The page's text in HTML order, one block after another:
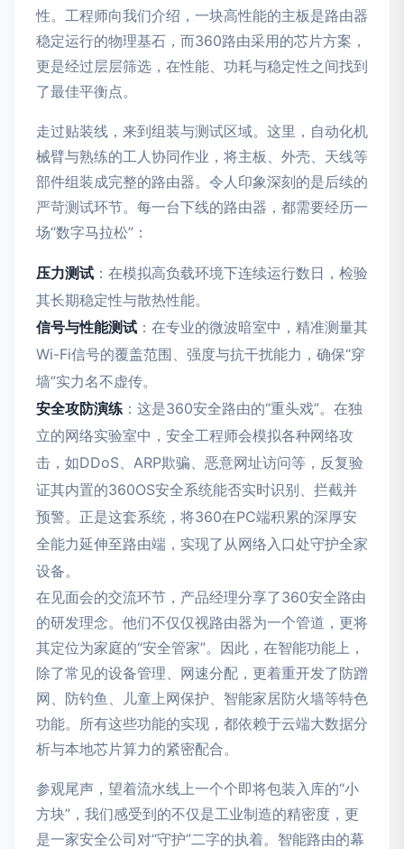
性。工程师向我们介绍，一块高性能的主板是路由器
稳定运行的物理基石，而360路由采用的芯片方案，
更是经过层层筛选，在性能、功耗与稳定性之间找到
了最佳平衡点。
走过贴装线，来到组装与测试区域。这里，自动化机
械臂与熟练的工人协同作业，将主板、外壳、天线等
部件组装成完整的路由器。令人印象深刻的是后续的
严苛测试环节。每一台下线的路由器，都需要经历一
场“数字马拉松”：
压力测试 ：在模拟高负载环境下连续运行数日，检验
其长期稳定性与散热性能。
信号与性能测试 ：在专业的微波暗室中，精准测量其
Wi-Fi信号的覆盖范围、强度与抗干扰能力，确保“穿
墙”实力名不虚传。
安全攻防演练 ：这是360安全路由的“重头戏”。在独
立的网络实验室中，安全工程师会模拟各种网络攻
击，如DDoS、ARP欺骗、恶意网址访问等，反复验
证其内置的360OS安全系统能否实时识别、拦截并
预警。正是这套系统，将360在PC端积累的深厚安
全能力延伸至路由端，实现了从网络入口处守护全家
设备。
在见面会的交流环节，产品经理分享了360安全路由
的研发理念。他们不仅仅视路由器为一个管道，更将
其定位为家庭的“安全管家”。因此，在智能功能上，
除了常见的设备管理、网速分配，更着重开发了防蹭
网、防钓鱼、儿童上网保护、智能家居防火墙等特色
功能。所有这些功能的实现，都依赖于云端大数据分
析与本地芯片算力的紧密配合。
参观尾声，望着流水线上一个个即将包装入库的“小
方块”，我们感受到的不仅是工业制造的精密度，更
是一家安全公司对“守护”二字的执着。智能路由的幕